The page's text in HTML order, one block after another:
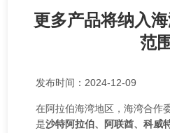
更多产品将纳入
范围
发布时间：2024-12-09
在阿拉伯海湾地区，海湾合作
是沙特阿拉伯、阿联酋、科威